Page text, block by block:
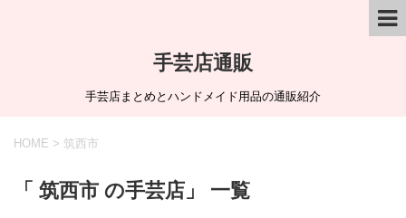
手芸店通販
手芸店まとめとハンドメイド用品の通販紹介
HOME > 筑西市
「 筑西市 の手芸店」 一覧